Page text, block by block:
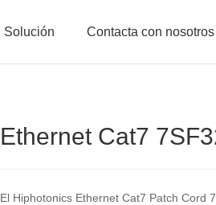
Solución Contacta con nosotros
Ethernet Cat7
El Hiphotonics Ethernet Cat7 Patch Cord